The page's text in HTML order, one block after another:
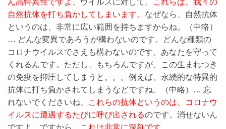
ん高特異性ですよ
、ウイルスに対して。
これらは、我々の
自然抗体を打ち負かしてしまいます。 なぜなら、自然抗体
というのは、非常に広い範囲を持ちますからね。
（中略）
… どんな変異であろうが構わないのです。どんな種類の
コロナウイルスでさえも構わないのです。あなたを守って
くれるんです。ただし、もちろんですが、この生まれつき
の免疫を抑圧してしまうと。。。例えば、永続的な特異的
抗体に打ち負かされてしまうなどですね。
（中略）… 忘
れないでくださいね、
これらの抗体というのは、コロナウ
イルスに遭遇するたびに呼び出されるのです。消せないん